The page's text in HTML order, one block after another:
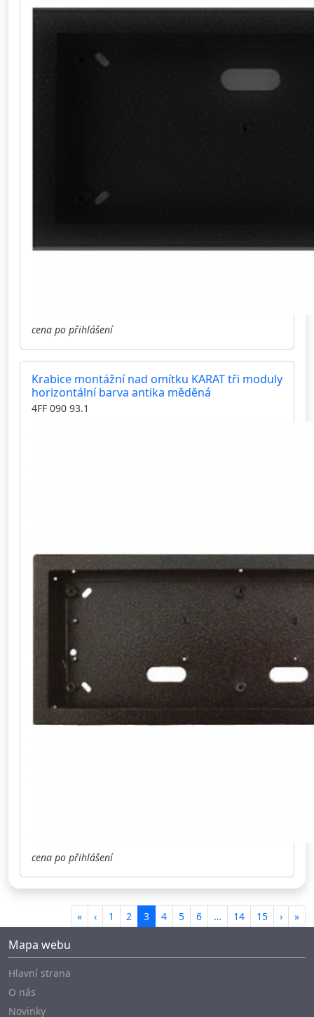
cena po přihlášení
Krabice montážní nad omítku KARAT tři moduly
horizontální barva antika měděná
4FF 090 93.1
cena po přihlášení
« ‹ 1 2 3 4 5 6 … 14 15 › »
Mapa webu
Hlavní strana
O nás
Novinky